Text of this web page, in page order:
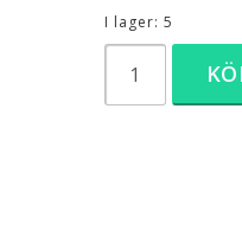
I lager: 5